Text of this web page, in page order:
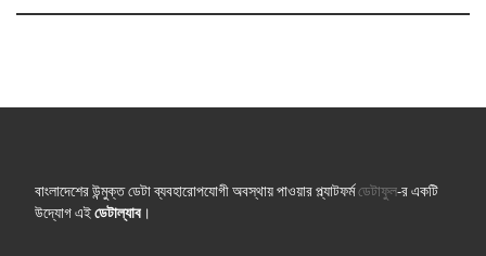
বাংলাদেশের উন্মুক্ত ডেটা ব্যবহারোপযোগী অবস্থায় পাওয়ার প্ল্যাটফর্মডেটাফুল-র একটি
উদ্যোগ এইডেটাল্যাব।